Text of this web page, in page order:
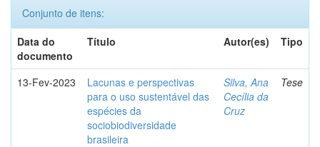
Conjunto de itens:
Data do
documento
Título Autor(es) Tipo
13-Fev-2023
Lacunas e perspectivas
para o uso sustentável das
espécies da
sociobiodiversidade
brasileira
Silva, Ana
Cecília da
Cruz
Tese